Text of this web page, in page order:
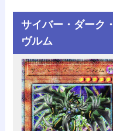
サイバー・ダーク・
ヴルム